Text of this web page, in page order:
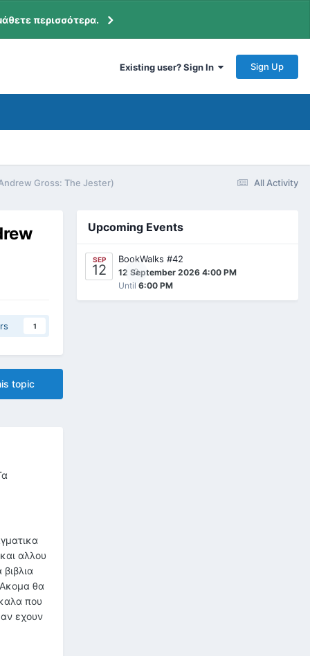
περισσότερα.
Existing user? Sign In Sign Up
All Activity
Gross: The Jester)
1
topic
αλλου
θα
που
εχουν
Upcoming Events
SEP
12 0
BookWalks #42
12 September 2026 4:00 PM
Until 6:00 PM